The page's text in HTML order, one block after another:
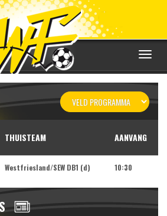
Toggle
THUISTEAM AANVANG
Westfriesland/SEW DB1 (d) 10:30